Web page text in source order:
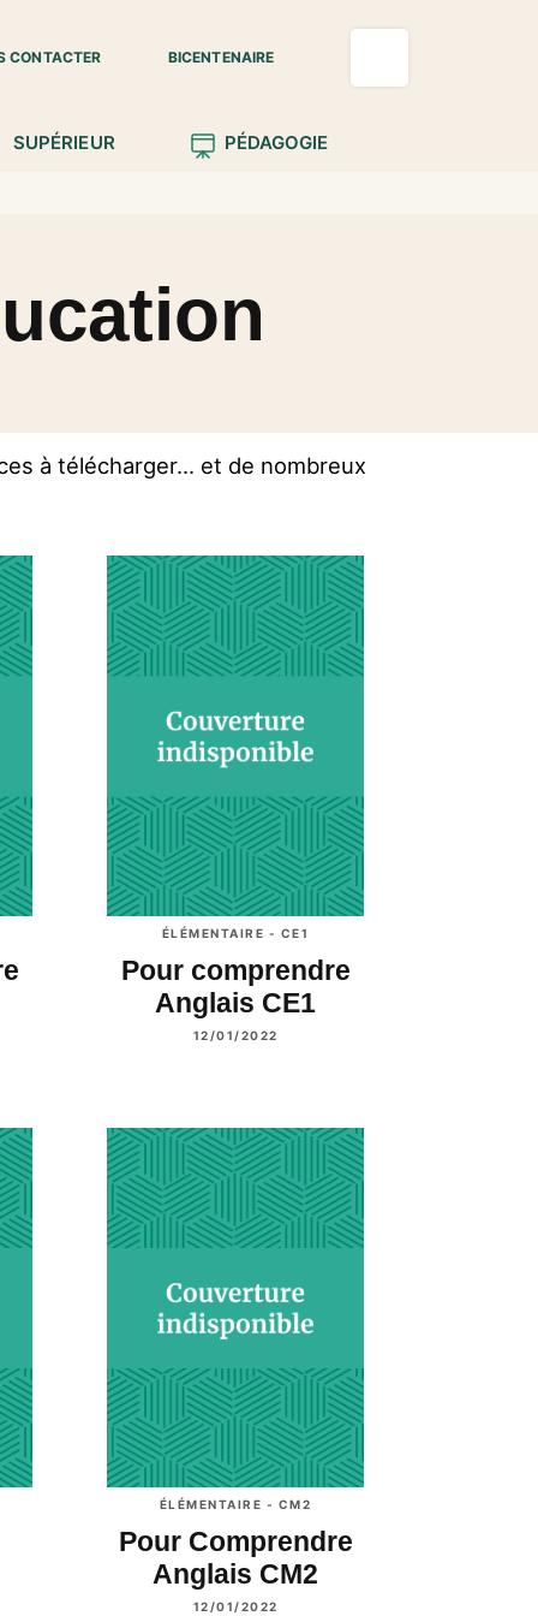
CONTACTER BICENTENAIRE
SUPÉRIEUR PÉDAGOGIE
à télécharger... et de nombreux
ÉLÉMENTAIRE - CE1
Pour comprendre
Anglais CE1
12/01/2022
ÉLÉMENTAIRE - CM2
Pour Comprendre
Anglais CM2
12/01/2022